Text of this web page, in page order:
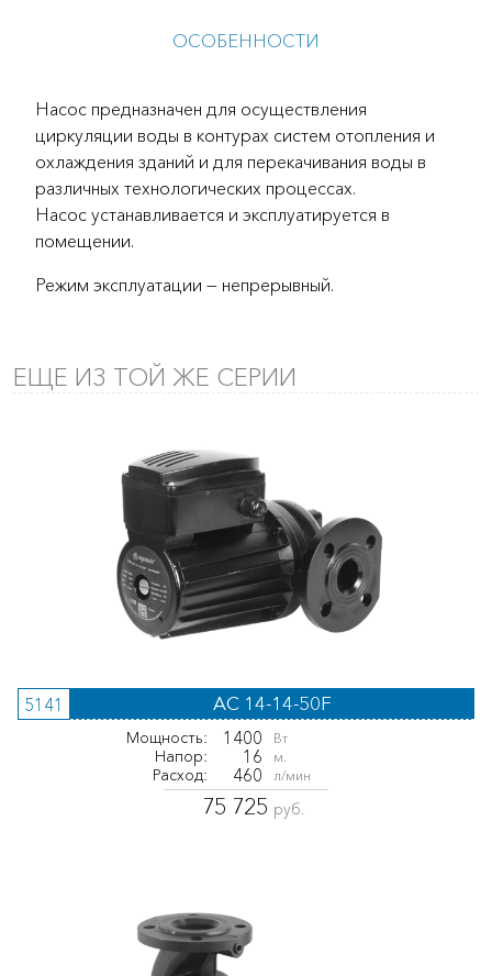
ОСОБЕННОСТИ
Насос предназначен для осуществления
циркуляции воды в контурах систем отопления и
охлаждения зданий и для перекачивания воды в
различных технологических процессах.
Насос устанавливается и эксплуатируется в
помещении.
Режим эксплуатации — непрерывный.
ЕЩЕ ИЗ ТОЙ ЖЕ СЕРИИ
5141 AC 14-14-50F
Мощность: 1400 Вт
Напор: 16 м.
Расход: 460 л/мин
75 725 руб.